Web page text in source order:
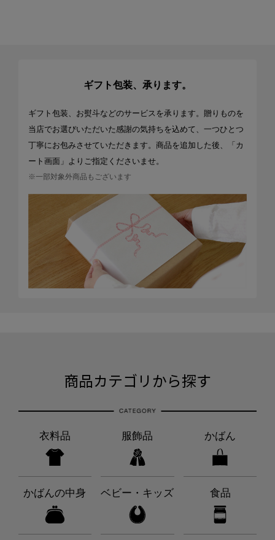
ギフト包装、承ります。
ギフト包装、お熨斗などのサービスを承ります。贈りものを
当店でお選びいただいた感謝の気持ちを込めて、一つひとつ
丁寧にお包みさせていただきます。商品を追加した後、「カ
ート画面」よりご指定くださいませ。
※一部対象外商品もございます
商品カテゴリから探す
衣料品 服飾品 かばん
かばんの中身 ベビー・キッズ 食品